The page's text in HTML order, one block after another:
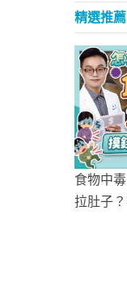
精選推薦
食物中
拉肚子